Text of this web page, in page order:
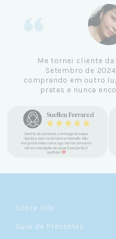
Me tornei cliente da
Setembro de
comprando em outro
pratas e nunca
encontrar a
personalizado,
mimos e brindes
e amo demais as
um brilho incrível e
Sobre Nós
Guia de Presentes